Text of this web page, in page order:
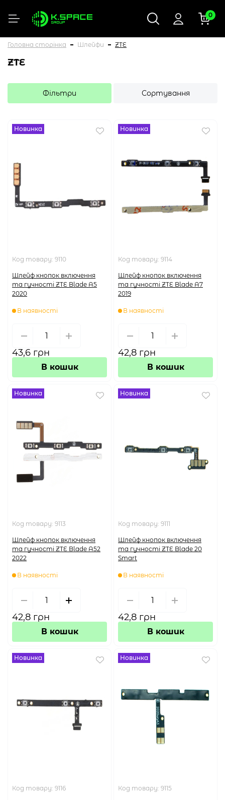
0
Головна сторінка Шлейфи ZTE
ZTE
Фільтри Сортування
Код товару: 9110
Шлейф кнопок включення
та гучності ZTE Blade A5
2020
В наявності
43,6 грн
В кошик
Новинка
Код товару: 9114
Шлейф кнопок включення
та гучності ZTE Blade A7
2019
В наявності
42,8 грн
В кошик
Новинка
Код товару: 9113
Шлейф кнопок включення
та гучності ZTE Blade A52
2022
В наявності
42,8 грн
В кошик
Новинка
Код товару: 9111
Шлейф кнопок включення
та гучності ZTE Blade 20
Smart
В наявності
42,8 грн
В кошик
Новинка
Код товару: 9116
Новинка
Код товару: 9115
Новинка